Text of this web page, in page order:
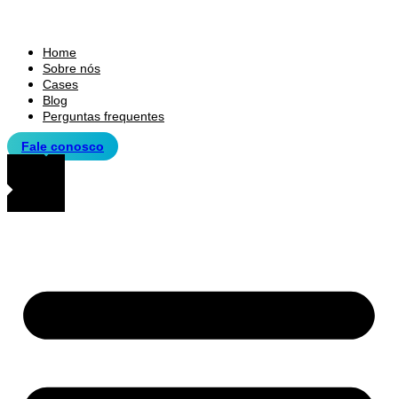
Home
Sobre nós
Cases
Blog
Perguntas frequentes
Fale conosco